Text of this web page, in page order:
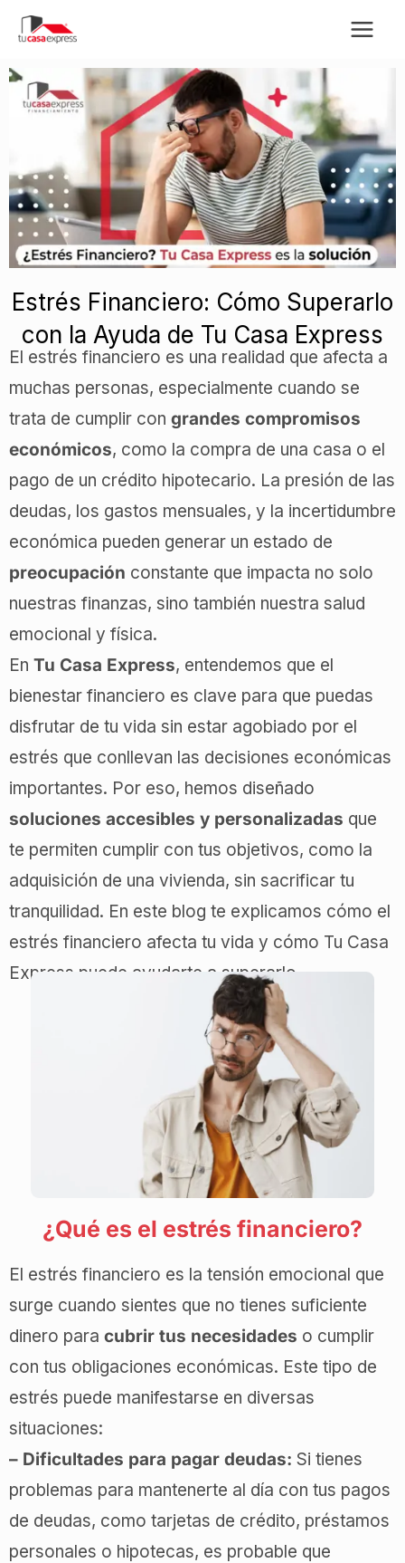
Estrés Financiero: Cómo Superarlo
con la Ayuda de Tu Casa Express
El estrés financiero es una realidad que afecta a
muchas personas, especialmente cuando se
trata de cumplir con grandes compromisos
económicos, como la compra de una casa o el
pago de un crédito hipotecario. La presión de las
deudas, los gastos mensuales, y la incertidumbre
económica pueden generar un estado de
preocupación constante que impacta no solo
nuestras finanzas, sino también nuestra salud
emocional y física.
En Tu Casa Express, entendemos que el
bienestar financiero es clave para que puedas
disfrutar de tu vida sin estar agobiado por el
estrés que conllevan las decisiones económicas
importantes. Por eso, hemos diseñado
soluciones accesibles y personalizadas que
te permiten cumplir con tus objetivos, como la
adquisición de una vivienda, sin sacrificar tu
tranquilidad. En este blog te explicamos cómo el
estrés financiero afecta tu vida y cómo Tu Casa
Express puede ayudarte a superarlo.
¿Qué es el estrés financiero?
El estrés financiero es la tensión emocional que
surge cuando sientes que no tienes suficiente
dinero para cubrir tus necesidades o cumplir
con tus obligaciones económicas. Este tipo de
estrés puede manifestarse en diversas
situaciones:
– Dificultades para pagar deudas: Si tienes
problemas para mantenerte al día con tus pagos
de deudas, como tarjetas de crédito, préstamos
personales o hipotecas, es probable que